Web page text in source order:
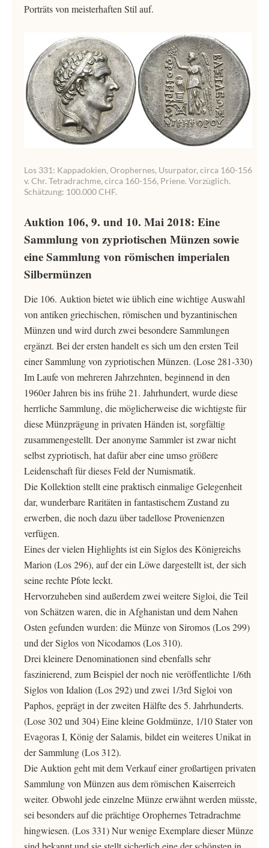
Porträts von meisterhaften Stil auf.
Los 331: Kappadokien, Orophernes, Usurpator, circa 160-156
v. Chr. Tetradrachme, circa 160-156, Priene. Vorzüglich.
Schätzung: 100.000 CHF.
Auktion 106, 9. und 10. Mai 2018: Eine
Sammlung von zypriotischen Münzen sowie
eine Sammlung von römischen imperialen
Silbermünzen
Die 106. Auktion bietet wie üblich eine wichtige Auswahl
von antiken griechischen, römischen und byzantinischen
Münzen und wird durch zwei besondere Sammlungen
ergänzt. Bei der ersten handelt es sich um den ersten Teil
einer Sammlung von zypriotischen Münzen. (Lose 281-330)
Im Laufe von mehreren Jahrzehnten, beginnend in den
1960er Jahren bis ins frühe 21. Jahrhundert, wurde diese
herrliche Sammlung, die möglicherweise die wichtigste für
diese Münzprägung in privaten Händen ist, sorgfältig
zusammengestellt. Der anonyme Sammler ist zwar nicht
selbst zypriotisch, hat dafür aber eine umso größere
Leidenschaft für dieses Feld der Numismatik.
Die Kollektion stellt eine praktisch einmalige Gelegenheit
dar, wunderbare Raritäten in fantastischem Zustand zu
erwerben, die noch dazu über tadellose Provenienzen
verfügen.
Eines der vielen Highlights ist ein Siglos des Königreichs
Marion (Los 296), auf der ein Löwe dargestellt ist, der sich
seine rechte Pfote leckt.
Hervorzuheben sind außerdem zwei weitere Sigloi, die Teil
von Schätzen waren, die in Afghanistan und dem Nahen
Osten gefunden wurden: die Münze von Siromos (Los 299)
und der Siglos von Nicodamos (Los 310).
Drei kleinere Denominationen sind ebenfalls sehr
faszinierend, zum Beispiel der noch nie veröffentlichte 1/6th
Siglos von Idalion (Los 292) und zwei 1/3rd Sigloi von
Paphos, geprägt in der zweiten Hälfte des 5. Jahrhunderts.
(Lose 302 und 304) Eine kleine Goldmünze, 1/10 Stater von
Evagoras I, König der Salamis, bildet ein weiteres Unikat in
der Sammlung (Los 312).
Die Auktion geht mit dem Verkauf einer großartigen privaten
Sammlung von Münzen aus dem römischen Kaiserreich
weiter. Obwohl jede einzelne Münze erwähnt werden müsste,
sei besonders auf die prächtige Orophernes Tetradrachme
hingwiesen. (Los 331) Nur wenige Exemplare dieser Münze